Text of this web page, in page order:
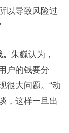
以导致风险过
朱巍认为，
户的钱要分
很大问题。“动
，这样一旦出